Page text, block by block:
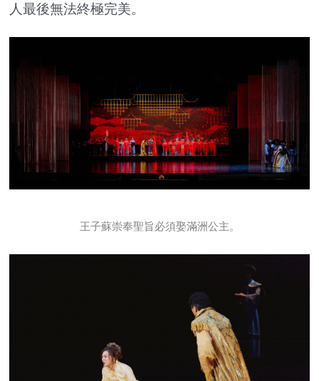
人最後無法終極完美。
王子蘇崇奉聖旨必須娶滿洲公主。